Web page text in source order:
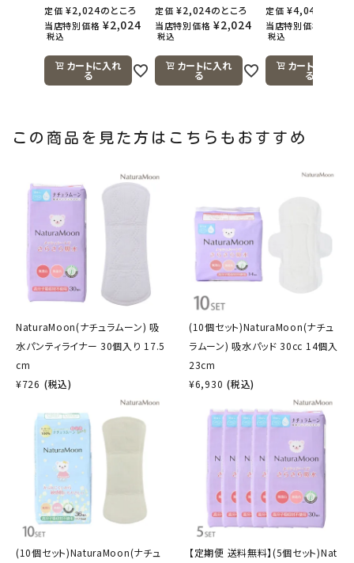
定価 ¥2,024のところ
当店特別価格 ¥2,024
税込
カートに入れ
る
定価 ¥2,024のところ
当店特別価格 ¥2,024
税込
カートに入れ
る
定価 ¥4,048
当店特別価格
税込
カートに入れ
る
この商品を見た方はこちらもおすすめ
NaturaMoon(ナチュラムーン) 吸
水パンティライナー 30個入り 17.5
cm
¥726 (税込)
(10個セット)NaturaMoon(ナチュ
ラムーン) 吸水パッド 30cc 14個入
23cm
¥6,930 (税込)
(10個セット)NaturaMoon(ナチュ
【定期便 送料無料】(5個セット)Nat